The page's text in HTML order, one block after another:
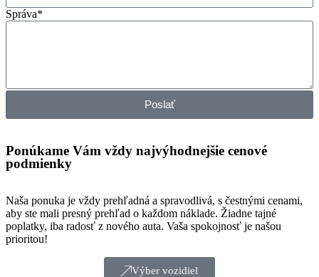
Správa*
Poslať
Ponúkame Vám vždy najvýhodnejšie cenové
podmienky
Naša ponuka je vždy prehľadná a spravodlivá, s čestnými cenami,
aby ste mali presný prehľad o každom náklade. Žiadne tajné
poplatky, iba radosť z nového auta. Vaša spokojnosť je našou
prioritou!
Výber vozidiel